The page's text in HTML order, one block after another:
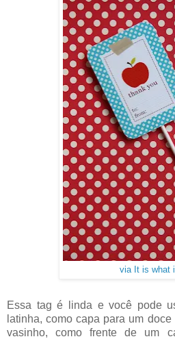
via It is what
Essa tag é linda e você pode
latinha, como capa para um
vasinho, como frente de um